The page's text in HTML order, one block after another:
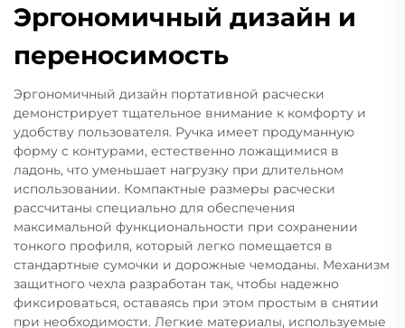
Эргономичный дизайн и
переносимость
Эргономичный дизайн портативной расчески
демонстрирует тщательное внимание к комфорту и
удобству пользователя. Ручка имеет продуманную
форму с контурами, естественно ложащимися в
ладонь, что уменьшает нагрузку при длительном
использовании. Компактные размеры расчески
рассчитаны специально для обеспечения
максимальной функциональности при сохранении
тонкого профиля, который легко помещается в
стандартные сумочки и дорожные чемоданы. Механизм
защитного чехла разработан так, чтобы надежно
фиксироваться, оставаясь при этом простым в снятии
при необходимости. Легкие материалы, используемые